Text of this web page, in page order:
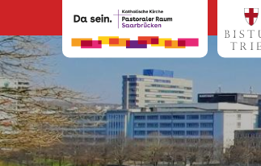
Zum Inhalt springen